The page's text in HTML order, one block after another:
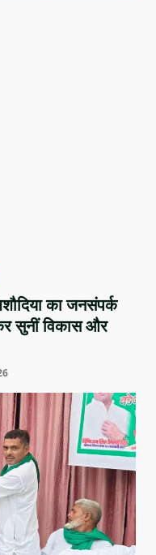
का जनसंपर्क
सुनीं विकास और